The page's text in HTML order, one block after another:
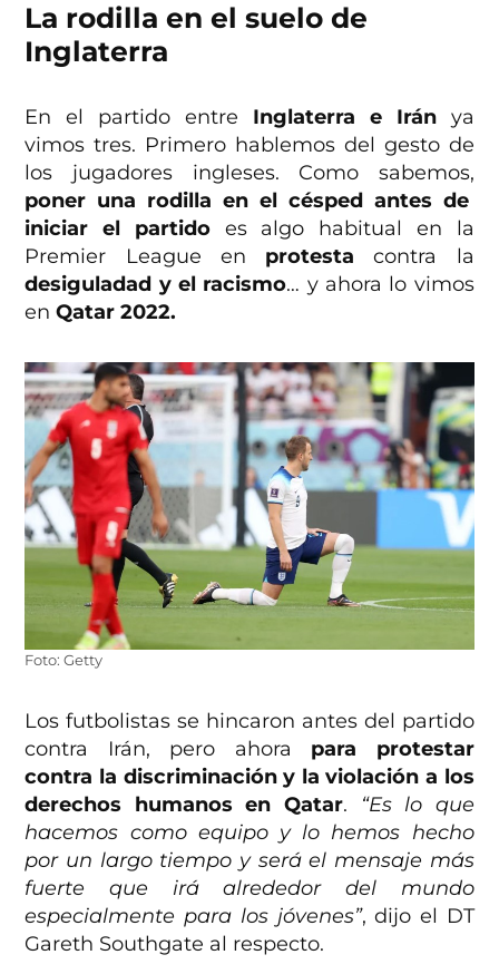
La rodilla en el suelo de
Inglaterra
En el partido entre Inglaterra e Iránya
vimos tres. Primero hablemos del gesto de
los jugadores ingleses. Como sabemos,
poner una rodilla en el césped antes de
iniciar el partidoes algo habitual en la
Premier League en protesta contra la
desiguladad y el racismo… y ahora lo vimos
enQatar 2022.
Foto: Getty
Los futbolistas se hincaron antes del partido
contra Irán, pero ahora para protestar
contra la discriminación y la violación a los
derechos humanos en Qatar. “Es lo que
hacemos como equipo y lo hemos hecho
por un largo tiempo y será el mensaje más
fuerte que irá alrededor del mundo
especialmente para los jóvenes”, dijo el DT
Gareth Southgate al respecto.